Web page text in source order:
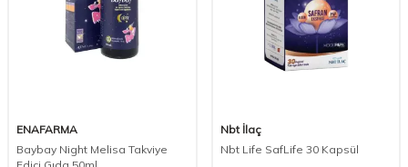
ENAFARMA
Baybay Night Melisa Takviye
Edici Gıda 50ml
Nbt İlaç
Nbt Life SafLife 30 Kapsül